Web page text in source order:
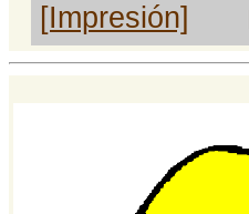
[Impresión]